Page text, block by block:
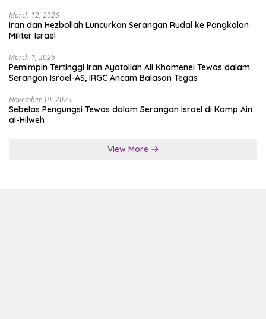
March 12, 2026
Iran dan Hezbollah Luncurkan Serangan Rudal ke Pangkalan
Militer Israel
March 1, 2026
Pemimpin Tertinggi Iran Ayatollah Ali Khamenei Tewas dalam
Serangan Israel-AS, IRGC Ancam Balasan Tegas
November 19, 2025
Sebelas Pengungsi Tewas dalam Serangan Israel di Kamp Ain
al-Hilweh
View More